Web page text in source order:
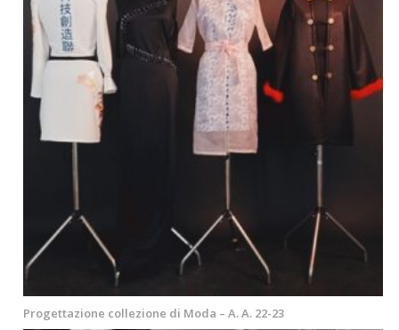
Progettazione collezione di Moda – A. A. 22-23